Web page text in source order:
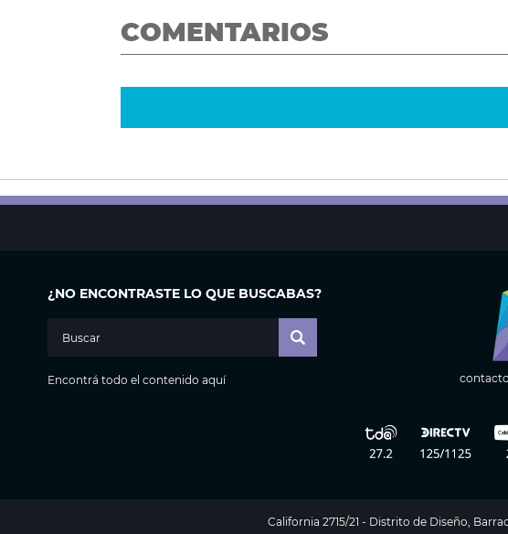
COMENTARIOS
¿NO ENCONTRASTE LO QUE BUSCABAS?
Encontrá todo el contenido aquí
California 2715/21 - Distrito de Diseño,